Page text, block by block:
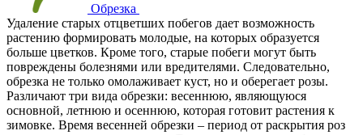
Обрезка
Удаление старых отцветших побегов дает возможность
растению формировать молодые, на которых образуется
больше цветков. Кроме того, старые побеги могут быть
повреждены болезнями или вредителями. Следовательно,
обрезка не только омолаживает куст, но и оберегает розы.
Различают три вида обрезки: весеннюю, являющуюся
основной, летнюю и осеннюю, которая готовит растения к
зимовке. Время весенней обрезки – период от раскрытия роз